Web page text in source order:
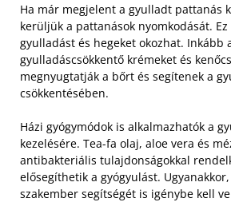
Ha már megjelent a gyulladt pattanás
kerüljük a pattanások nyomkodását.
gyulladást és hegeket okozhat. Inkább
gyulladáscsökkentő krémeket és
megnyugtatják a bőrt és segítenek a
csökkentésében.
Házi gyógymódok is alkalmazhatók a
kezelésére. Tea-fa olaj, aloe vera és
antibakteriális tulajdonságokkal
elősegíthetik a gyógyulást.
szakember segítségét is igénybe kell